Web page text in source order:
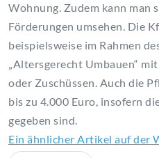
Wohnung. Zudem kann man
Förderungen umsehen. Die
beispielsweise im Rahmen
„Altersgerecht Umbauen“
oder Zuschüssen. Auch die
bis zu 4.000 Euro, insofern
gegeben sind.
Ein ähnlicher Artikel auf der